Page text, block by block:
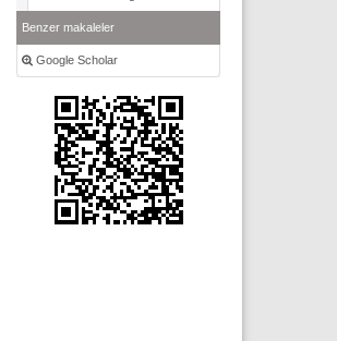
Benzer makaleler
Google Scholar